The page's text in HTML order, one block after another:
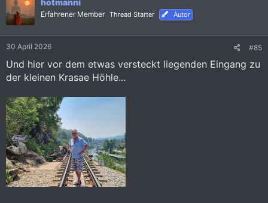
t
i
o
n
hotmanni
Erfahrener Member Thread Starter Autor
30 April 2026 #85
Und hier vor dem etwas versteckt liegenden Eingang zu
der kleinen Krasae Höhle...